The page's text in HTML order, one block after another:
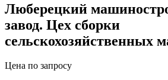
Люберецкий
завод. Цех сборки
сельскохозяйственных
Цена по запросу